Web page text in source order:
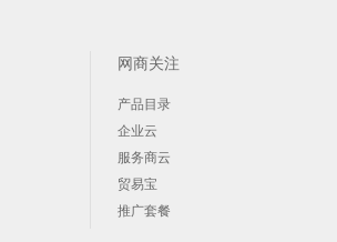
网商关注
产品目录
企业云
服务商云
贸易宝
推广套餐